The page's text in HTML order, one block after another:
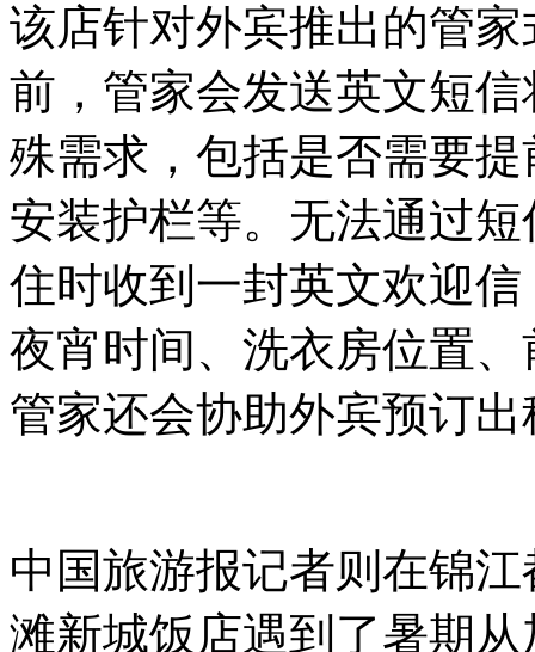
该店针对外宾推出的管
前，管家会发送英文短
殊需求，包括是否需要
安装护栏等。无法通过
住时收到一封英文欢迎
夜宵时间、洗衣房位置
管家还会协助外宾预订
中国旅游报记者则在锦
滩新城饭店遇到了暑期